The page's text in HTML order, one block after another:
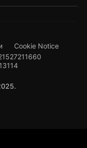
Cookie Notice